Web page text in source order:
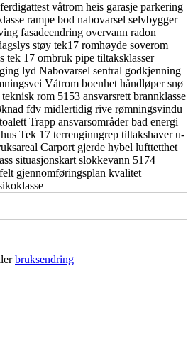
ferdigattest våtrom heis garasje parkering
rampe bod nabovarsel selvbygger
fasadeendring overvann radon
støy tek17 romhøyde soverom
tek 17 ombruk pipe tiltaksklasser
lyd Nabovarsel sentral godkjenning
Våtrom boenhet håndløpersnø
teknisk rom 5153 ansvarsrett brannklasse
fdv midlertidig rive rømningsvindu
toalett Trapp ansvarsområderbad energi
Tek 17 terrenginngrep tiltakshaveru-
Carport gjerde hybel lufttetthet
situasjonskart slokkevann 5174
gjennomføringsplan kvalitet
bruksendring